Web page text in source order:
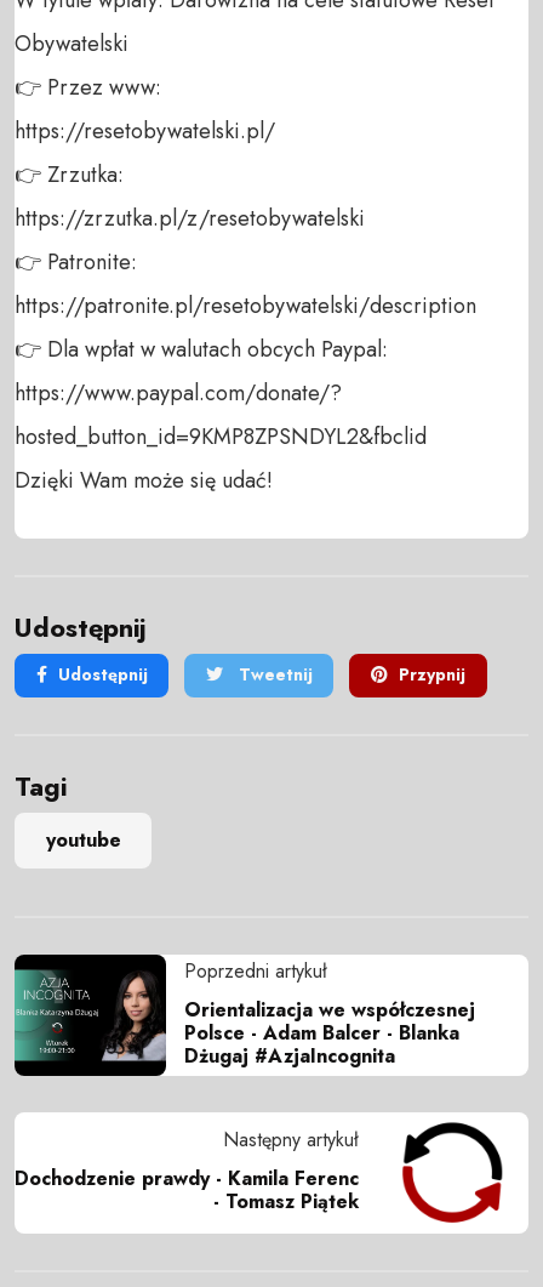
Obywatelski
👉 Przez www:
https://resetobywatelski.pl/
👉 Zrzutka:
https://zrzutka.pl/z/resetobywatelski
👉 Patronite:
https://patronite.pl/resetobywatelski/description
👉 Dla wpłat w walutach obcych Paypal:
https://www.paypal.com/donate/?
hosted_button_id=9KMP8ZPSNDYL2&fbclid
Dzięki Wam może się udać!
Udostępnij
Udostępnij Tweetnij Przypnij
Tagi
youtube
Poprzedni artykuł
Orientalizacja we współczesnej
Polsce - Adam Balcer - Blanka
Dżugaj #AzjaIncognita
Następny artykuł
Dochodzenie prawdy - Kamila Ferenc
- Tomasz Piątek